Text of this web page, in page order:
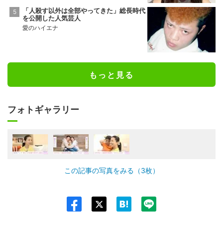
「人殺す以外は全部やってきた」総長時代
を公開した人気芸人
愛のハイエナ
もっと見る
フォトギャラリー
この記事の写真をみる（3枚）